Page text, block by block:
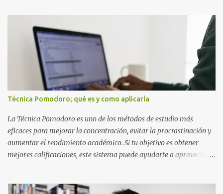
detalladamente en la siguiente imagen, donde hemos unificados
las 5 letras en una sola imagen. Letras individuales para descargar
Letra E color azul Letra F color rojo Letra G color Verde Letra H
Letra I Estas letras no solo destacan por sus colores vibrantes y su
diseño geométrico inspirado en el Reino Champiñón, sino que
también representan elementos clave de la saga: · E de Estrella :
El ítem que nos da la invencibilidad necesaria para atravesar
cualquier obstáculo. · ...
Técnica Pomodoro; qué es y como aplicarla
La Técnica Pomodoro es uno de los métodos de estudio más
eficaces para mejorar la concentración, evitar la procrastinación y
aumentar el rendimiento académico. Si tu objetivo es obtener
mejores calificaciones, este sistema puede ayudarte a aprovechar
Técnica Pomodoro es un método de administración del tiempo